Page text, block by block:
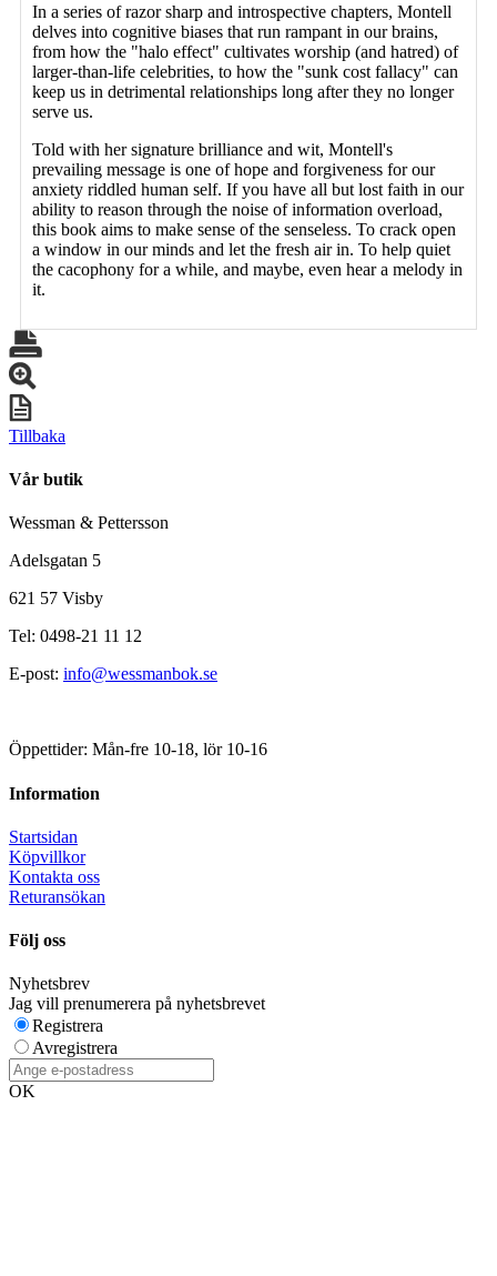
In a series of razor sharp and introspective chapters, Montell
delves into cognitive biases that run rampant in our brains,
from how the "halo effect" cultivates worship (and hatred) of
larger-than-life celebrities, to how the "sunk cost fallacy" can
keep us in detrimental relationships long after they no longer
serve us.
Told with her signature brilliance and wit, Montell's
prevailing message is one of hope and forgiveness for our
anxiety riddled human self. If you have all but lost faith in our
ability to reason through the noise of information overload,
this book aims to make sense of the senseless. To crack open
a window in our minds and let the fresh air in. To help quiet
the cacophony for a while, and maybe, even hear a melody in
it.
Tillbaka
Vår butik
Wessman & Pettersson
Adelsgatan 5
621 57 Visby
Tel: 0498-21 11 12
E-post: info@wessmanbok.se
Öppettider: Mån-fre 10-18, lör 10-16
Information
Startsidan
Köpvillkor
Kontakta oss
Returansökan
Följ oss
Nyhetsbrev
Jag vill prenumerera på nyhetsbrevet
Registrera
Avregistrera
OK